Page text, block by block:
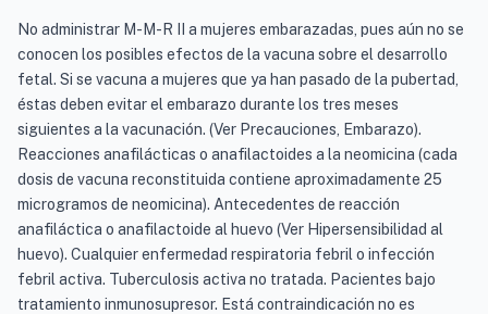
No administrar M-M-R II a mujeres embarazadas, pues aún no se
conocen los posibles efectos de la vacuna sobre el desarrollo
fetal. Si se vacuna a mujeres que ya han pasado de la pubertad,
éstas deben evitar el embarazo durante los tres meses
siguientes a la vacunación. (Ver Precauciones, Embarazo).
Reacciones anafilácticas o anafilactoides a la neomicina (cada
dosis de vacuna reconstituida contiene aproximadamente 25
microgramos de neomicina). Antecedentes de reacción
anafiláctica o anafilactoide al huevo (Ver Hipersensibilidad al
huevo). Cualquier enfermedad respiratoria febril o infección
febril activa. Tuberculosis activa no tratada. Pacientes bajo
tratamiento inmunosupresor. Está contraindicación no es